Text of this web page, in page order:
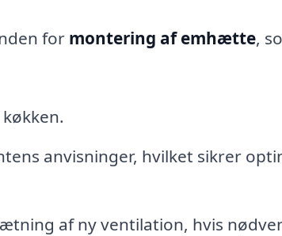
for montering af emhætte,
anvisninger, hvilket sikrer
af ny ventilation, hvis